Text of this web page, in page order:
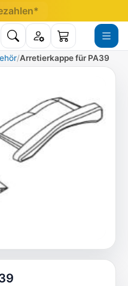
Suche öffnen
Konto WarenkorbMenü
Arretierkappe für PA39